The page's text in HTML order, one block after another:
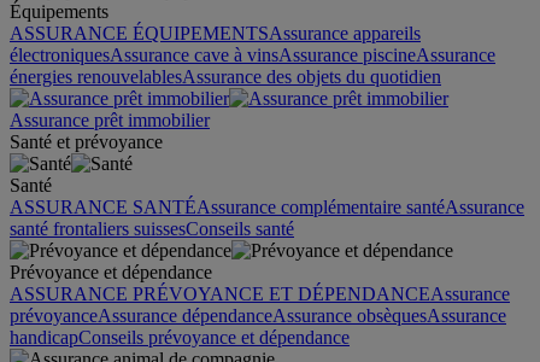
Équipements
ASSURANCE ÉQUIPEMENTSAssurance appareils
électroniquesAssurance cave à vinsAssurance piscineAssurance
énergies renouvelablesAssurance des objets du quotidien
Assurance prêt immobilier
Santé et prévoyance
Santé
ASSURANCE SANTÉAssurance complémentaire santéAssurance
santé frontaliers suissesConseils santé
Prévoyance et dépendance
ASSURANCE PRÉVOYANCE ET DÉPENDANCEAssurance
prévoyanceAssurance dépendanceAssurance obsèquesAssurance
handicapConseils prévoyance et dépendance